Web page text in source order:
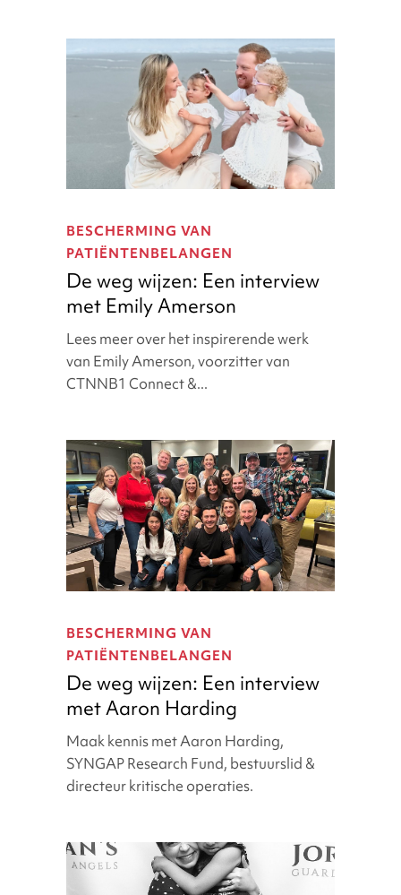
weg
wijzen:
Een
interview
met
Amerson
BESCHERMING VAN
PATIËNTENBELANGEN
De weg wijzen: Een interview
met Emily Amerson
Lees meer over het inspirerende werk
van Emily Amerson, voorzitter van
CTNNB1 Connect &...
weg
wijzen:
Een
interview
met
Aaron
Harding
BESCHERMING VAN
PATIËNTENBELANGEN
De weg wijzen: Een interview
met Aaron Harding
Maak kennis met Aaron Harding,
SYNGAP Research Fund, bestuurslid &
directeur kritische operaties.